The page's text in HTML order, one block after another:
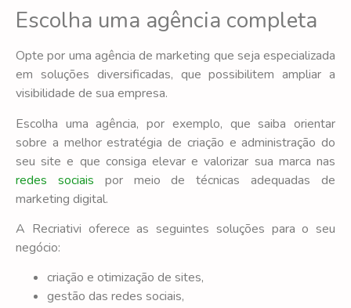
Escolha uma agência completa
Opte por uma agência de marketing que seja especializada
em soluções diversificadas, que possibilitem ampliar a
visibilidade de sua empresa.
Escolha uma agência, por exemplo, que saiba orientar
sobre a melhor estratégia de criação e administração do
seu site e que consiga elevar e valorizar sua marca nas
redes sociais por meio de técnicas adequadas de
marketing digital.
A Recriativi oferece as seguintes soluções para o seu
negócio:
criação e otimização de sites,
gestão das redes sociais,